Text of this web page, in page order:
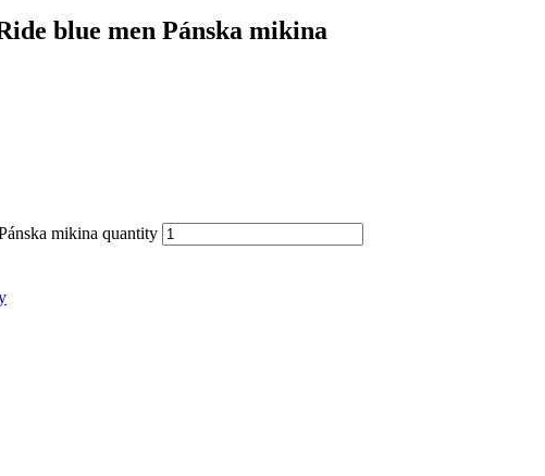
blue men Pánska mikina
mikina quantity